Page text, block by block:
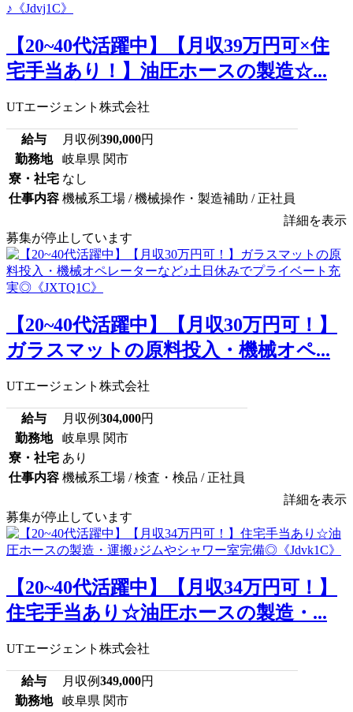
【20~40代活躍中】【月収39万円可×住
宅手当あり！】油圧ホースの製造☆...
UTエージェント株式会社
給与 月収例390,000円
勤務地
岐阜県 関市
寮・社宅 なし
仕事内容 機械系工場 / 機械操作・製造補助 / 正社員
詳細を表示
募集が停止しています
【20~40代活躍中】【月収30万円可！】
ガラスマットの原料投入・機械オペ...
UTエージェント株式会社
給与 月収例304,000円
勤務地
岐阜県 関市
寮・社宅 あり
仕事内容 機械系工場 / 検査・検品 / 正社員
詳細を表示
募集が停止しています
【20~40代活躍中】【月収34万円可！】
住宅手当あり☆油圧ホースの製造・...
UTエージェント株式会社
給与 月収例349,000円
勤務地
岐阜県 関市